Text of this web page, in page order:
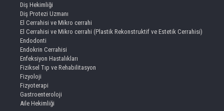
Diş Hekimliği
Diş Protezi Uzmanı
El Cerrahisi ve Mikro cerrahi
El Cerrahisi ve Mikro cerrahi (Plastik Rekonstruktif ve Estetik Cerrahisi)
Endodonti
Endokrin Cerrahisi
Enfeksiyon Hastalıkları
Fiziksel Tıp ve Rehabilitasyon
Fizyoloji
Fizyoterapi
Gastroenteroloji
Aile Hekimliği